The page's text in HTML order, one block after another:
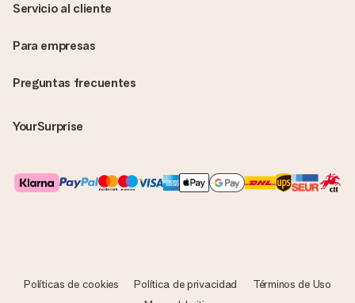
Preguntas frecuentes
YourSurprise
Servicio al cliente
Para empresas
Políticas de cookies Política de privacidad
Términos de Uso